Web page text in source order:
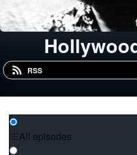
RSS
All episodes